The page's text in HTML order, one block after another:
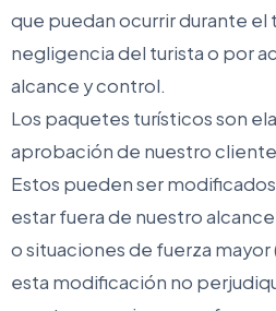
que puedan ocurrir durante
negligencia del turista o por
alcance y control.
Los paquetes turísticos son
aprobación de nuestro
Estos pueden ser
estar fuera de nuestro
o situaciones de fuerza
esta modificación no